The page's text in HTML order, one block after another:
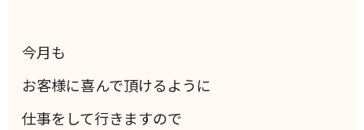
今月も
お客様に喜んで頂けるように
仕事をして行きますので